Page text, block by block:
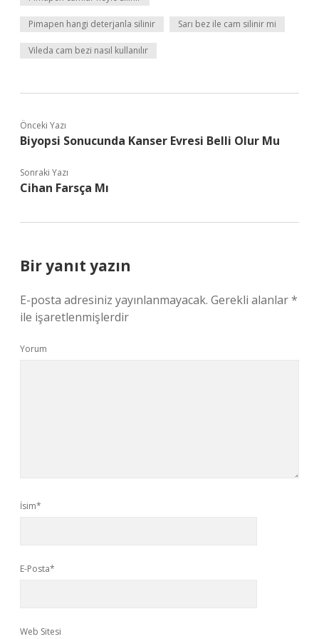
Pimapen hangi deterjanla silinir Sarı bez ile cam silinir mi
Vileda cam bezi nasıl kullanılır
Önceki Yazı
Biyopsi Sonucunda Kanser Evresi Belli Olur Mu
Sonraki Yazı
Cihan Farsça Mı
Bir yanıt yazın
E-posta adresiniz yayınlanmayacak. Gerekli alanlar*
ile işaretlenmişlerdir
Yorum
İsim*
E-Posta*
Web Sitesi